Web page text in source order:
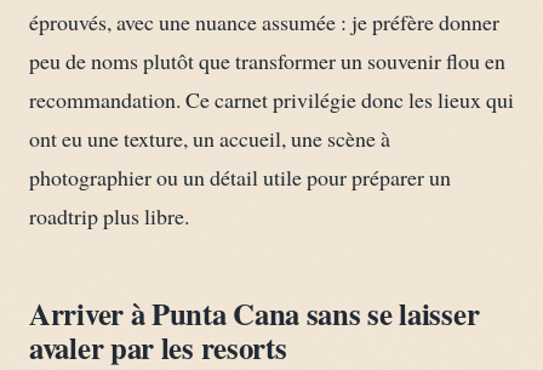
éprouvés, avec une nuance assumée : je préfère donner
peu de noms plutôt que transformer un souvenir flou en
recommandation. Ce carnet privilégie donc les lieux qui
ont eu une texture, un accueil, une scène à
photographier ou un détail utile pour préparer un
roadtrip plus libre.
Arriver à Punta Cana sans se laisser
avaler par les resorts